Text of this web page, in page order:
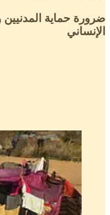
ضرورة حماية المدنيين
الإنساني